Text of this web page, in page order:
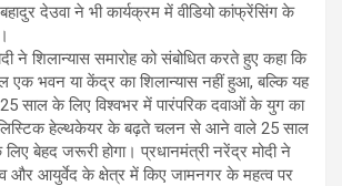
देउवा ने भी कार्यक्रम में वीडियो कांफ्रेंसिंग के
ने शिलान्यास समारोह को संबोधित करते हुए कहा कि
भवन या केंद्र का शिलान्यास नहीं हुआ, बल्कि यह
साल के लिए विश्वभर में पारंपरिक दवाओं के युग का
हेल्थकेयर के बढ़ते चलन से आने वाले 25 साल
बेहद जरूरी होगा। प्रधानमंत्री नरेंद्र मोदी ने
और आयुर्वेद के क्षेत्र में किए जामनगर के महत्व पर